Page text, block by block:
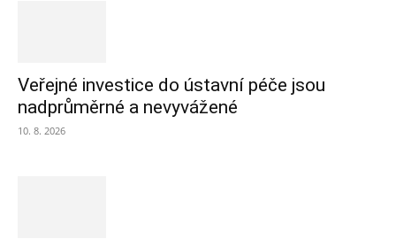
Veřejné investice do ústavní péče jsou
nadprůměrné a nevyvážené
10. 8. 2026